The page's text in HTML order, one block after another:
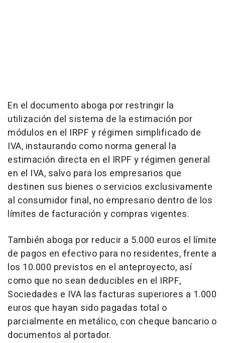
En el documento aboga por restringir la
utilización del sistema de la estimación por
módulos en el IRPF y régimen simplificado de
IVA, instaurando como norma general la
estimación directa en el IRPF y régimen general
en el IVA, salvo para los empresarios que
destinen sus bienes o servicios exclusivamente
al consumidor final, no empresario dentro de los
límites de facturación y compras vigentes.
También aboga por reducir a 5.000 euros el límite
de pagos en efectivo para no residentes, frente a
los 10.000 previstos en el anteproyecto, así
como que no sean deducibles en el IRPF,
Sociedades e IVA las facturas superiores a 1.000
euros que hayan sido pagadas total o
parcialmente en metálico, con cheque bancario o
documentos al portador.